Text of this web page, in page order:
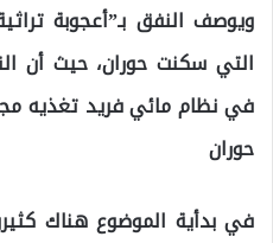
ويوصف النفق بـ”أعجوبة
التي سكنت حوران، حيث أن
في نظام مائي فريد تغذيه
حوران
في بدأية الموضوع هناك